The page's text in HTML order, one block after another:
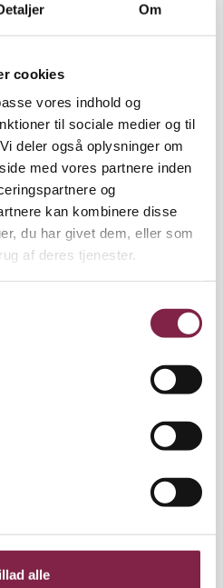
Om
cookies
vores indhold og
til sociale medier og til
deler også oplysninger om
med vores partnere inden
og
kan kombinere disse
du har givet dem, eller som
af deres tjenester.
alle
undervisningssystemet er
ved det ingenting. Det
er vigtigt at huske. Ikke
med anden etnisk
Det skal alle børn," siger
fokus på området og en
og tørklæder i
og
Richard Jenkins, at det går
Problemet er de
pædagogerne
problemer i forhold til